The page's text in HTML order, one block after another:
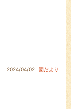
2024/04/02 園だより